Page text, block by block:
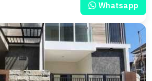
Whatsapp